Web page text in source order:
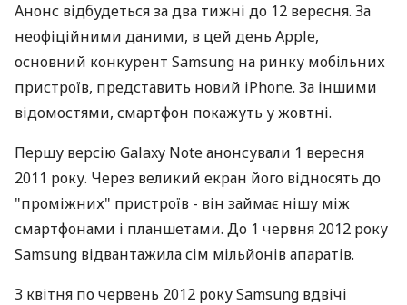
Анонс відбудеться за два тижні до 12 вересня. За
неофіційними даними, в цей день Apple,
основний конкурент Samsung на ринку мобільних
пристроїв, представить новий iPhone. За іншими
відомостями, смартфон покажуть у жовтні.
Першу версію Galaxy Note анонсували 1 вересня
2011 року. Через великий екран його відносять до
"проміжних" пристроїв - він займає нішу між
смартфонами і планшетами. До 1 червня 2012 року
Samsung відвантажила сім мільйонів апаратів.
З квітня по червень 2012 року Samsung вдвічі